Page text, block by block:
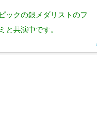
ックの銀メダリストのフ
と共演中です。